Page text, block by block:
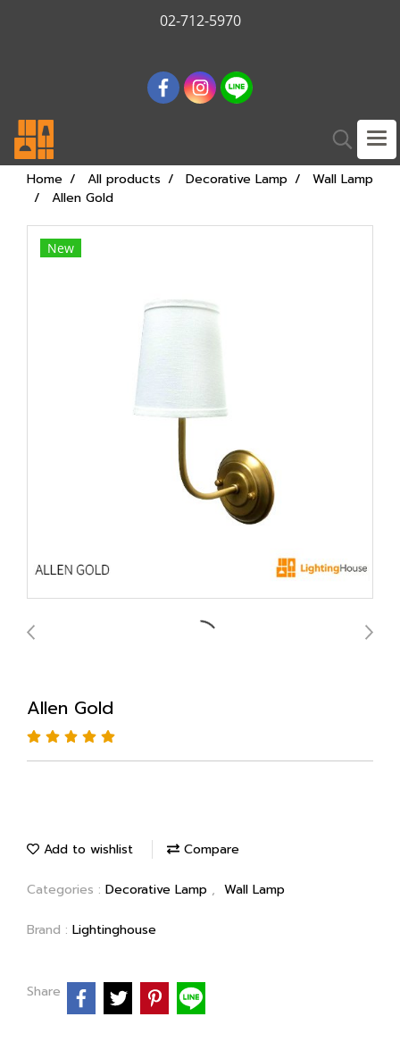
02-712-5970
Home All products Decorative Lamp
Wall Lamp
Allen Gold
New
Allen Gold
Add to wishlist Compare
Categories : Decorative Lamp , Wall Lamp
Brand : Lightinghouse
Share